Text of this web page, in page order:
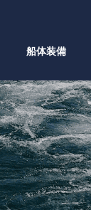
船体装備